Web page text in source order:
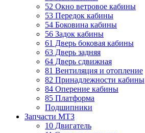
52 Окно ветровое кабины
53 Передок кабины
54 Боковина кабины
56 Задок кабины
61 Дверь боковая кабины
63 Дверь задняя
64 Дверь сдвижная
81 Вентиляция и отопление
82 Принадлежности кабины
84 Оперение кабины
85 Платформа
Подшипники
Запчасти МТЗ
10 Двигатель